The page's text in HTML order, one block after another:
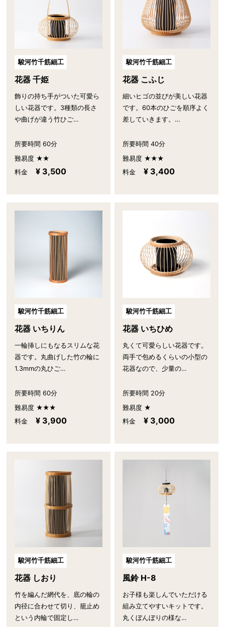
駿河竹千筋細工
花器 千姫
飾りの持ち手がついた可愛ら
しい花器です。3種類の長さ
や曲げが違う竹ひご…
所要時間 60分
難易度 ★★
料金
¥ 3,500
駿河竹千筋細工
花器 こふじ
細いヒゴの並びが美しい花器
です。60本のひごを順序よく
差していきます。…
所要時間 40分
難易度 ★★★
料金
¥ 3,400
駿河竹千筋細工
花器 いちりん
一輪挿しにもなるスリムな花
器です。丸曲げした竹の輪に
1.3mmの丸ひご…
所要時間 60分
難易度 ★★★
料金
¥ 3,900
駿河竹千筋細工
花器 いちひめ
丸くて可愛らしい花器です。
両手で包めるくらいの小型の
花器なので、少量の…
所要時間 20分
難易度 ★
料金
¥ 3,000
駿河竹千筋細工
花器 しおり
竹を編んだ網代を、底の輪の
内径に合わせて切り、籠止め
という内輪で固定し…
駿河竹千筋細工
風鈴 H-8
お子様も楽しんでいただける
組み立てやすいキットです。
丸くぼんぼりの様な…